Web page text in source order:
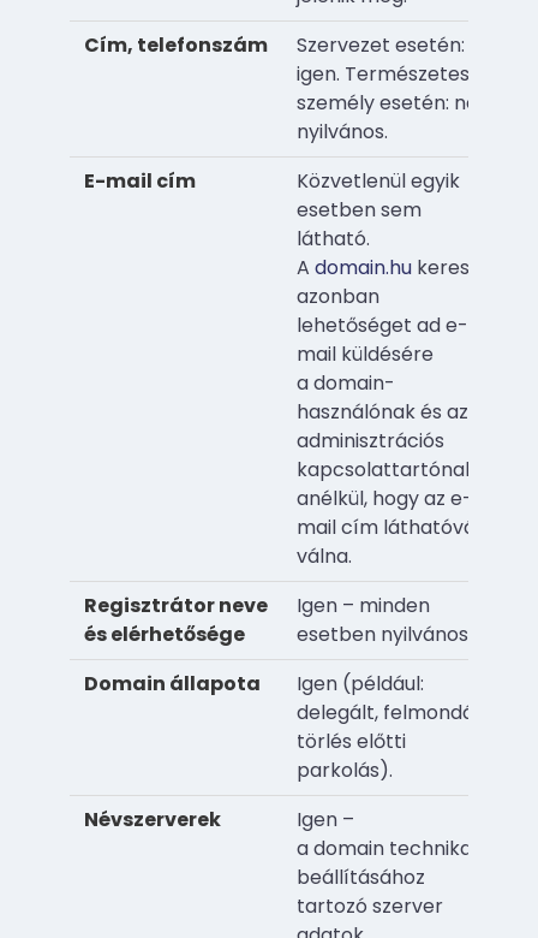
Cím, telefonszám
Szervezet esetén:
igen. Természetes
személy esetén: nem
nyilvános.
E-mail cím
Közvetlenül egyik
esetben sem
látható.
A domain.hu keresője
azonban
lehetőséget ad e-
mail küldésére
a domain-
használónak és az
adminisztrációs
kapcsolattartónak
anélkül, hogy az e-
mail cím láthatóvá
válna.
Regisztrátor neve
és elérhetősége
Igen – minden
esetben nyilvános.
Domain állapota
Igen (például:
delegált, felmondás,
törlés előtti
parkolás).
Névszerverek
Igen –
a domain technikai
beállításához
tartozó szerver